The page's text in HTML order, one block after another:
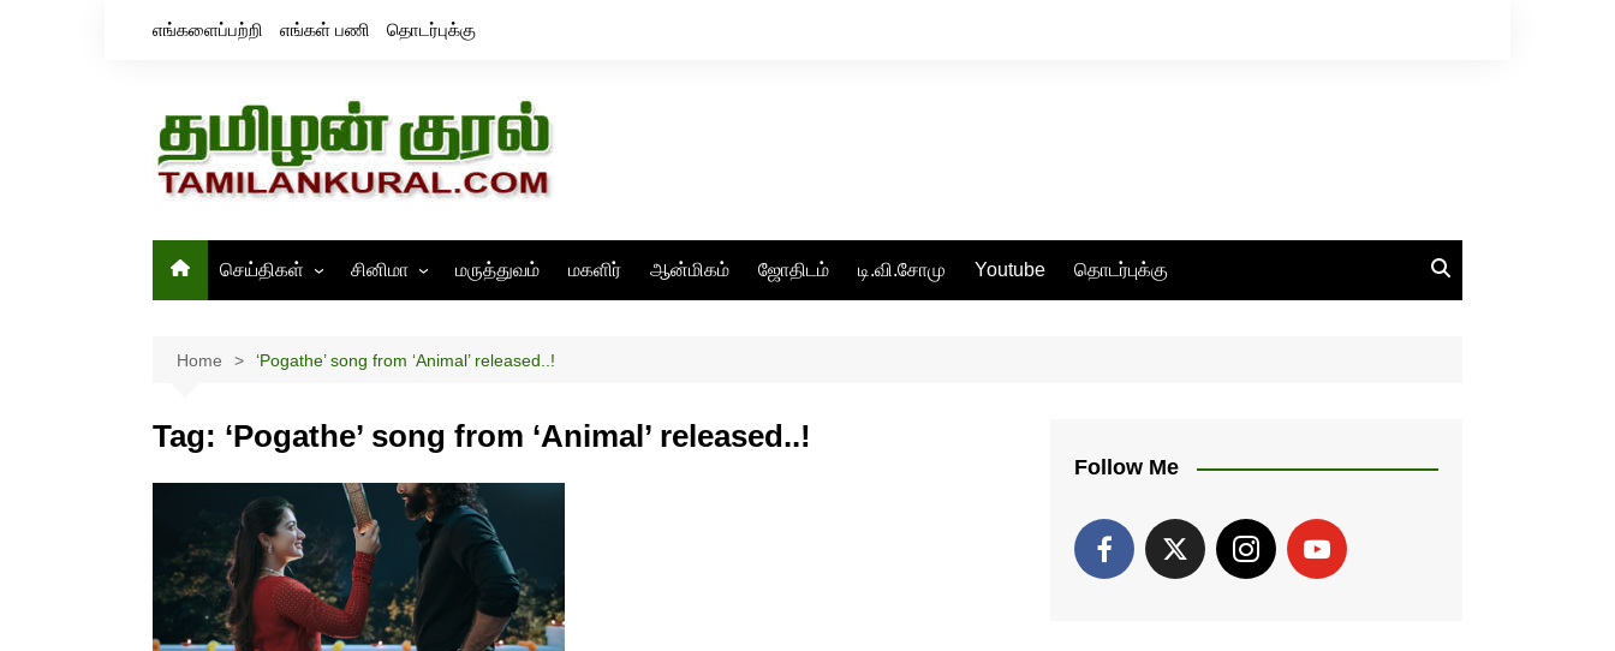
எங்களைப்பற்றி எங்கள் பணி தொடர்புக்கு
செய்திகள்
இந்தியா
சினிமா
திரைவிமர்சனம்
மருத்துவம் மகளிர் ஆன்மிகம் ஜோதிடம் டி.வி.சோமு Youtube தொடர்புக்கு
Home ‘Pogathe’ song from ‘Animal’ released..!
Tag: ‘Pogathe’ song from ‘Animal’ released..!
Follow Me